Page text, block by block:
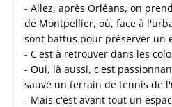
- Allez, après Orléans, on
de Montpellier, où, face à
sont battus pour préserver un
- C'est à retrouver dans les
- Oui, là aussi, c'est
sauvé un terrain de tennis de
- Mais c'est avant tout un